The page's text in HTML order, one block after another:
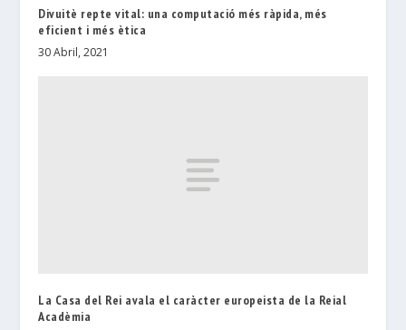
Divuitè repte vital: una computació més ràpida, més
eficient i més ètica
30 Abril, 2021
La Casa del Rei avala el caràcter europeista de la Reial
Acadèmia